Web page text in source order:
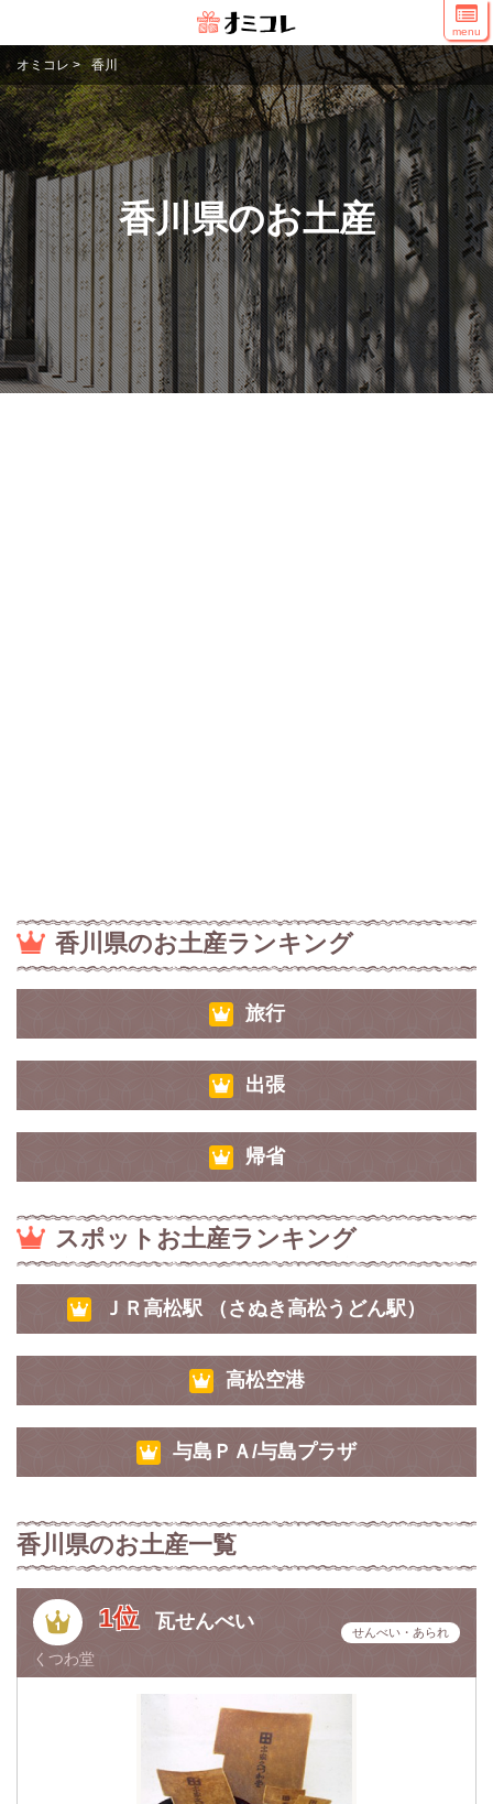
menu
オミコレ> 香川
香川県のお土産
香川県のお土産ランキング
旅行
出張
帰省
スポットお土産ランキング
ＪＲ高松駅 （さぬき高松うどん駅）
高松空港
与島ＰＡ/与島プラザ
香川県のお土産一覧
1位 瓦せんべい
くつわ堂
せんべい・あられ